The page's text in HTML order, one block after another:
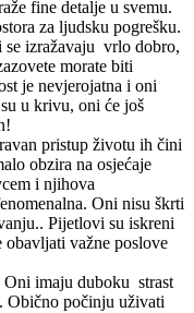
fine detalje u svemu.
za ljudsku pogrešku.
se izražavaju vrlo dobro,
morate biti
je nevjerojatna i oni
u krivu, oni će još
pristup životu ih čini
obzira na osjećaje
i njihova
Oni nisu škrti
Pijetlovi su iskreni
važne poslove
imaju duboku strast
Obično počinju uživati